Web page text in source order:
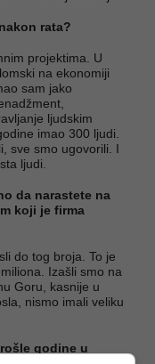
rata?
projektima. U
na ekonomiji
sam jako
ljudskim
imao 300 ljudi.
sve smo ugovorili. I
ljudi.
da narastete na
koji je firma
do tog broja. To je
Izašli smo na
Goru, kasnije u
nismo imali veliku
godine u